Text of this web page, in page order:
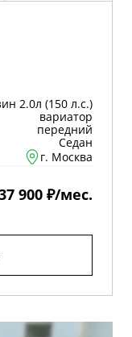
2.0л (150 л.с.)
вариатор
передний
Седан
г. Москва
900 ₽/мес.